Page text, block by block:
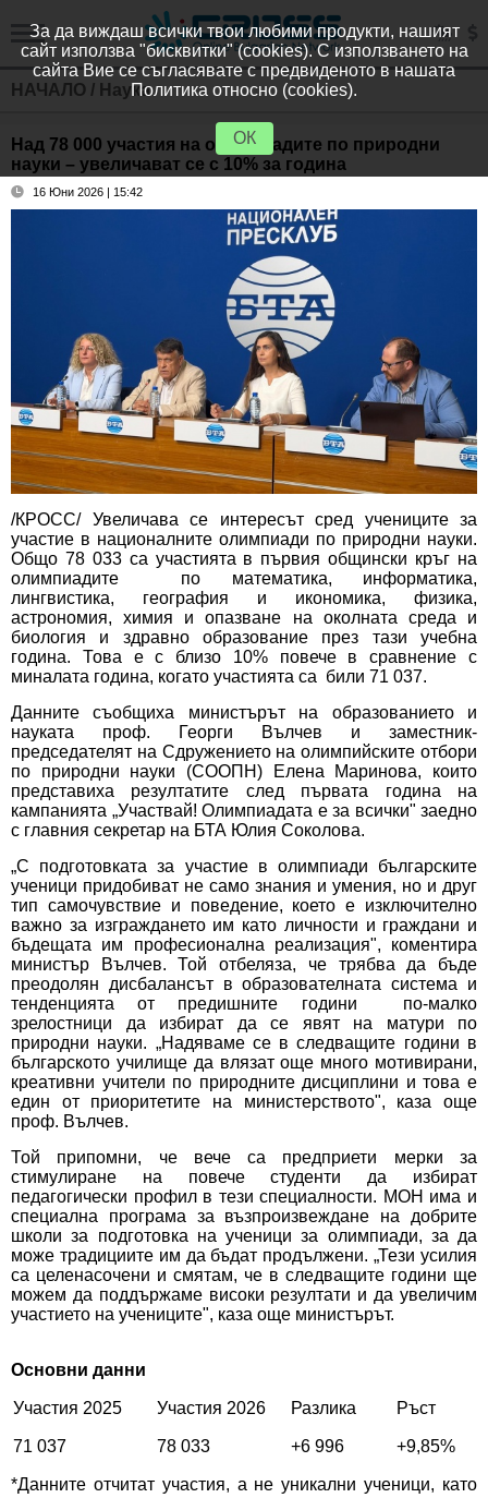
НАЧАЛО / Наука
Над 78 000 участия на олимпиадите по природни
науки – увеличават се с 10% за година
16 Юни 2026 | 15:42
/КРОСС/ Увеличава се интересът сред учениците за
участие в националните олимпиади по природни науки.
Общо 78 033 са участията в първия общински кръг на
олимпиадите по математика, информатика,
лингвистика, география и икономика, физика,
астрономия, химия и опазване на околната среда и
биология и здравно образование през тази учебна
година. Това е с близо 10% повече в сравнение с
миналата година, когато участията са били 71 037.
Данните съобщиха министърът на образованието и
науката проф. Георги Вълчев и заместник-
председателят на Сдружението на олимпийските отбори
по природни науки (СООПН) Елена Маринова, които
представиха резултатите след първата година на
кампанията „Участвай! Олимпиадата е за всички" заедно
с главния секретар на БТА Юлия Соколова.
„С подготовката за участие в олимпиади българските
ученици придобиват не само знания и умения, но и друг
тип самочувствие и поведение, което е изключително
важно за изграждането им като личности и граждани и
бъдещата им професионална реализация", коментира
министър Вълчев. Той отбеляза, че трябва да бъде
преодолян дисбалансът в образователната система и
тенденцията от предишните години по-малко
зрелостници да избират да се явят на матури по
природни науки. „Надяваме се в следващите години в
българското училище да влязат още много мотивирани,
креативни учители по природните дисциплини и това е
един от приоритетите на министерството", каза още
проф. Вълчев.
Той припомни, че вече са предприети мерки за
стимулиране на повече студенти да избират
педагогически профил в тези специалности. МОН има и
специална програма за възпроизвеждане на добрите
школи за подготовка на ученици за олимпиади, за да
може традициите им да бъдат продължени. „Тези усилия
са целенасочени и смятам, че в следващите години ще
можем да поддържаме високи резултати и да увеличим
участието на учениците", каза още министърът.
Основни данни
Участия 2025 Участия 2026 Разлика Ръст
71 037 78 033 +6 996 +9,85%
*Данните отчитат участия, а не уникални ученици, като
За да виждаш всички твои любими продукти, нашият
сайт използва "бисквитки" (cookies). С използването на
сайта Вие се съгласявате с предвиденото в нашата
Политика относно (cookies).
ОК